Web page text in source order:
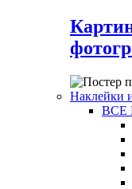
Наклейки
ВСЕ